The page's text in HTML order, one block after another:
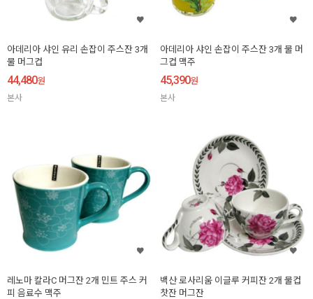
아데리아 샤인 유리 손잡이 주스잔 3개
물 머그컵
44,480원
본사
아데리아 샤인 손잡이 주스잔 3개 물 머
그컵 맥주
45,390원
본사
레노마 칼라C 머그잔 2개 민트 주스 커
피 음료수 맥주
백산 로사리움 이글루 커피잔 2개 물컵
찻잔 머그잔